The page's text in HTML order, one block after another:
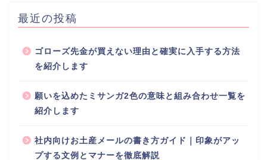
最近の投稿
ゴローズ先金が買えない理由と確実に入手する方法
を紹介します
願いを込めたミサンガ2色の意味と組み合わせ一覧を
紹介します
社内向けお土産メールの書き方ガイド｜印象がアッ
プする文例とマナーを徹底解説